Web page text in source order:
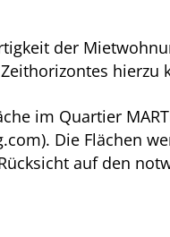
der
hierzu
im Quartier
Die Flächen
auf den